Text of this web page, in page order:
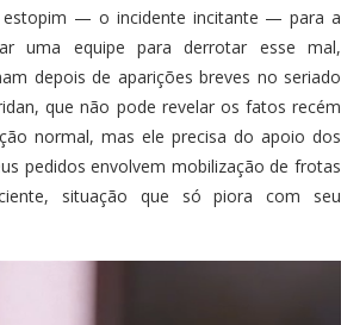
estopim — o incidente incitante — para a
uma equipe para derrotar esse mal,
depois de aparições breves no seriado
que não pode revelar os fatos recém
normal, mas ele precisa do apoio dos
pedidos envolvem mobilização de frotas
situação que só piora com seu